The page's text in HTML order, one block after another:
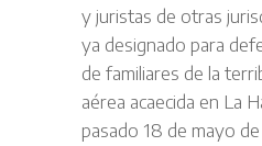
y juristas de otras
ya designado para
de familiares de la
aérea acaecida en La
pasado 18 de mayo